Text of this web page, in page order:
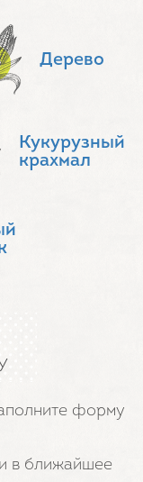
Дерево
Кукурузный
крахмал
форму
в ближайшее